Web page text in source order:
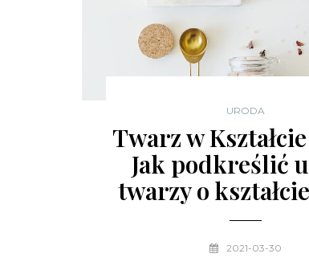
URODA
Twarz w
Jak podkreślić
twarzy o
2021-03-30